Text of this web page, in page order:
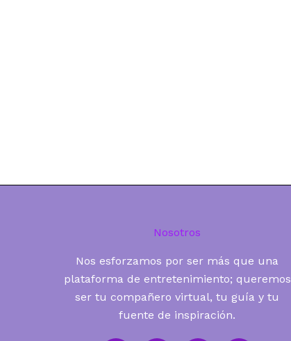
Nosotros
Nos esforzamos por ser más que una
plataforma de entretenimiento; queremos
ser tu compañero virtual, tu guía y tu
fuente de inspiración.